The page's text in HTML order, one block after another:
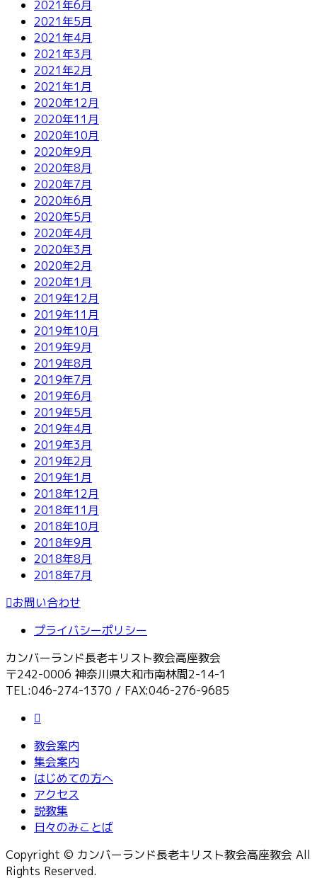
2021年6月
2021年5月
2021年4月
2021年3月
2021年2月
2021年1月
2020年12月
2020年11月
2020年10月
2020年9月
2020年8月
2020年7月
2020年6月
2020年5月
2020年4月
2020年3月
2020年2月
2020年1月
2019年12月
2019年11月
2019年10月
2019年9月
2019年8月
2019年7月
2019年6月
2019年5月
2019年4月
2019年3月
2019年2月
2019年1月
2018年12月
2018年11月
2018年10月
2018年9月
2018年8月
2018年7月
お問い合わせ
プライバシーポリシー
カンバーランド長老キリスト教会高座教会
〒242-0006 神奈川県大和市南林間2-14-1
TEL:046-274-1370 / FAX:046-276-9685
教会案内
集会案内
はじめての方へ
アクセス
説教集
日々のみことば
Copyright © カンバーランド長老キリスト教会高座教会 All
Rights Reserved.